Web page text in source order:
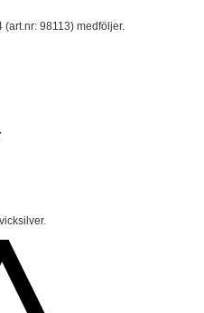
98113) medföljer.